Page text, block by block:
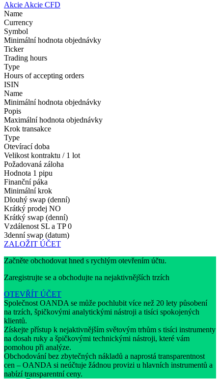
Akcie Akcie CFD
Name
Currency
Symbol
Minimální hodnota objednávky
Ticker
Trading hours
Type
Hours of accepting orders
ISIN
Name
Minimální hodnota objednávky
Popis
Maximální hodnota objednávky
Krok transakce
Type
Otevírací doba
Velikost kontraktu / 1 lot
Požadovaná záloha
Hodnota 1 pipu
Finanční páka
Minimální krok
Dlouhý swap (denní)
Krátký prodej NO
Krátký swap (denní)
Vzdálenost SL a TP 0
3denní swap (datum)
ZALOŽIT ÚČET
Začněte obchodovat hned s rychlým otevřením účtu.
Zaregistrujte se a obchodujte na nejaktivnějších trzích
OTEVŘÍT ÚČET
Společnost OANDA se může pochlubit více než 20 lety působení
na trzích, špičkovými analytickými nástroji a tisíci spokojených
klientů.
Získejte přístup k nejaktivnějším světovým trhům s tisíci instrumenty
na dosah ruky a špičkovými technickými nástroji, které vám
pomohou při analýze.
Obchodování bez zbytečných nákladů a naprostá transparentnost
cen – OANDA si neúčtuje žádnou provizi u hlavních instrumentů a
nabízí transparentní ceny.